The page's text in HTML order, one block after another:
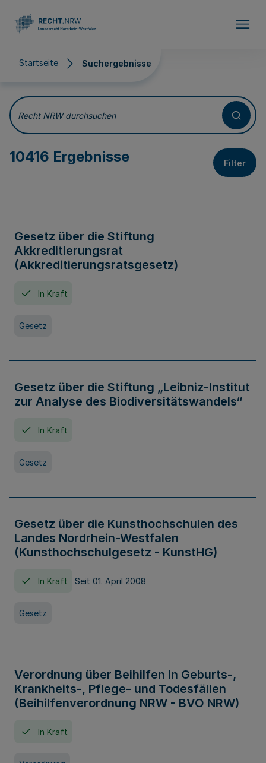
Startseite Suchergebnisse
Suchergebnisse
Recht NRW durchsuchen
10416 Ergebnisse Filter
Gesetz über die Stiftung
Akkreditierungsrat
(Akkreditierungsratsgesetz)
In Kraft
Gesetz
Gesetz über die Stiftung „Leibniz-Institut
zur Analyse des Biodiversitätswandels“
In Kraft
Gesetz
Gesetz über die Kunsthochschulen des
Landes Nordrhein-Westfalen
(Kunsthochschulgesetz - KunstHG)
In Kraft Seit 01. April 2008
Gesetz
Verordnung über Beihilfen in Geburts-,
Krankheits-, Pflege- und Todesfällen
(Beihilfenverordnung NRW - BVO NRW)
In Kraft